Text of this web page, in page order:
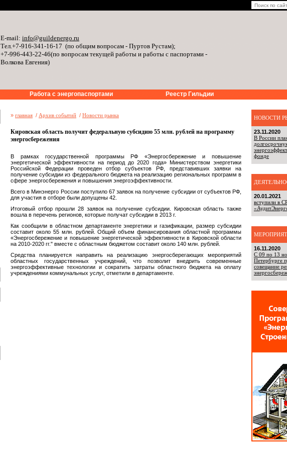
E-mail: info@guildenergo.ru
Тел.+7-916-341-16-17 (по общим вопросам - Пуртов Рустам);
+7-996-443-22-46(по вопросам текущей работы и работы с паспортами -
Волкова Евгения)
Работа с энергопаспортами Реестр Гильдии
» главная / Архив событий / Новости рынка
Кировская область получит федеральную субсидию 55 млн. рублей на программу
энергосбережения
В рамках государственной программы РФ «Энергосбережение и повышение
энергетической эффективности на период до 2020 года» Министерством энергетики
Российской Федерации проведен отбор субъектов РФ, представивших заявки на
получение субсидии из федерального бюджета на реализацию региональных программ в
сфере энергосбережения и повышения энергоэффективности.
Всего в Минэнерго России поступило 67 заявок на получение субсидии от субъектов РФ,
для участия в отборе были допущены 42.
Итоговый отбор прошли 28 заявок на получение субсидии. Кировская область также
вошла в перечень регионов, которые получат субсидии в 2013 г.
Как сообщили в областном департаменте энергетики и газификации, размер субсидии
составит около 55 млн. рублей. Общий объем финансирования областной программы
«Энергосбережение и повышение энергетической эффективности в Кировской области
на 2010-2020 гг." вместе с областным бюджетом составит около 140 млн. рублей.
Средства планируется направить на реализацию энергосберегающих мероприятий
областных государственных учреждений, что позволит внедрить современные
энергоэффективные технологии и сократить затраты областного бюджета на оплату
учреждениями коммунальных услуг, отметили в департаменте.
НОВОСТИ
23.11.2020
В России
фонде
20.01.2021
вступили в
16.11.2020
С 09 по 13
Петербурге
совещание